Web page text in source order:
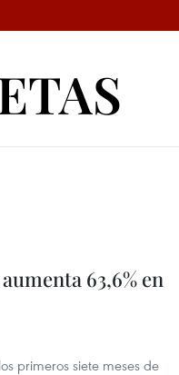
63,6% en
primeros siete meses de